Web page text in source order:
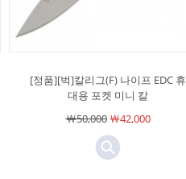
[정품][벅]칼리그(F) 나이프 EDC 휴
대용 포켓 미니 칼
￦50,000￦42,000